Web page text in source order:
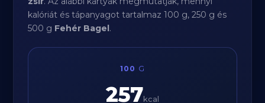
kalóriát és tápanyagot tartalmaz 100 g, 250 g és
500 g Fehér Bagel.
100 G
257kcal